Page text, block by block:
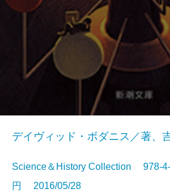
デイヴィッド・ボダニス／著、
Science＆History Collection 978-
円 2016/05/28